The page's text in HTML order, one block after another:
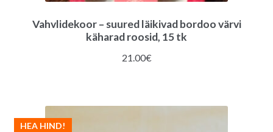
Vahvlidekoor – suured läikivad bordoo värvi
käharad roosid, 15 tk
21.00€
HEA HIND!